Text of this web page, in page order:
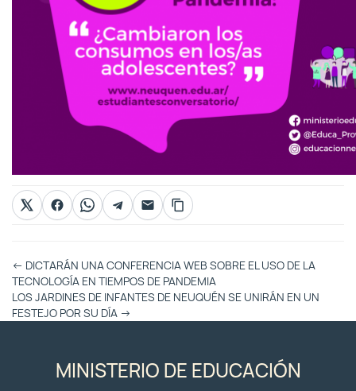
Otras
Entradas
← DICTARÁN UNA CONFERENCIA WEB SOBRE EL USO DE LA
TECNOLOGÍA EN TIEMPOS DE PANDEMIA
LOS JARDINES DE INFANTES DE NEUQUÉN SE UNIRÁN EN UN
FESTEJO POR SU DÍA →
MINISTERIO DE EDUCACIÓN